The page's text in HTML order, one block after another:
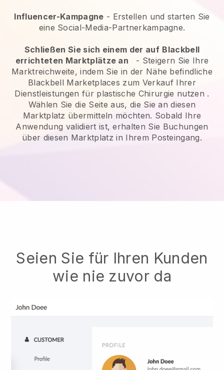
Influencer-Kampagne - Erstellen und starten Sie
eine Social-Media-Partnerkampagne.
Schließen Sie sich einem der auf Blackbell
errichteten Marktplätze an
- Steigern Sie Ihre
Marktreichweite, indem Sie in der Nähe befindliche
Blackbell Marketplaces zum Verkauf Ihrer
Dienstleistungen für plastische Chirurgie nutzen .
Wählen Sie die Seite aus, die Sie an diesen
Marktplatz übermitteln möchten. Sobald Ihre
Anwendung validiert ist, erhalten Sie Buchungen
über diesen Marktplatz in Ihrem Posteingang.
Seien Sie für Ihren Kunden
wie nie zuvor da